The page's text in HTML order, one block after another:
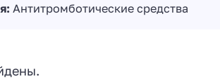
Антитромботические средства